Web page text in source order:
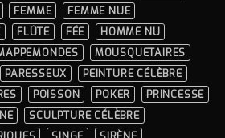
FEMME
FEMME NUE
FLÛTE FÉE
HOMME NU
MOUSQUETAIRES
PARESSEUX
PEINTURE CÉLÈBRE
POISSON POKER
PRINCESSE
SCULPTURE CÉLÈBRE